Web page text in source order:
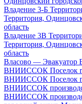
Владение 3-Б
Территория,
область
Владение 3В
Территория,
область
Власово — Эвакуатор
ВНИИССОК Поселок
ВНИИССОК Поселок
ВНИИССОК
ВНИИССОК